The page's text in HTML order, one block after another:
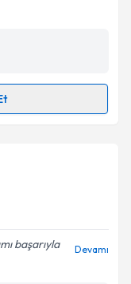
belirtilen
talebi
almanız için bir
başarıyla
Devamı